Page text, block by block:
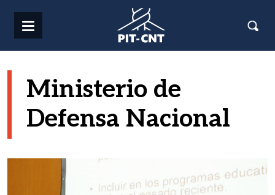
Ministerio de
Defensa Nacional